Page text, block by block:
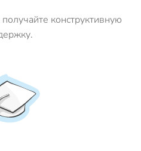
конструктивную